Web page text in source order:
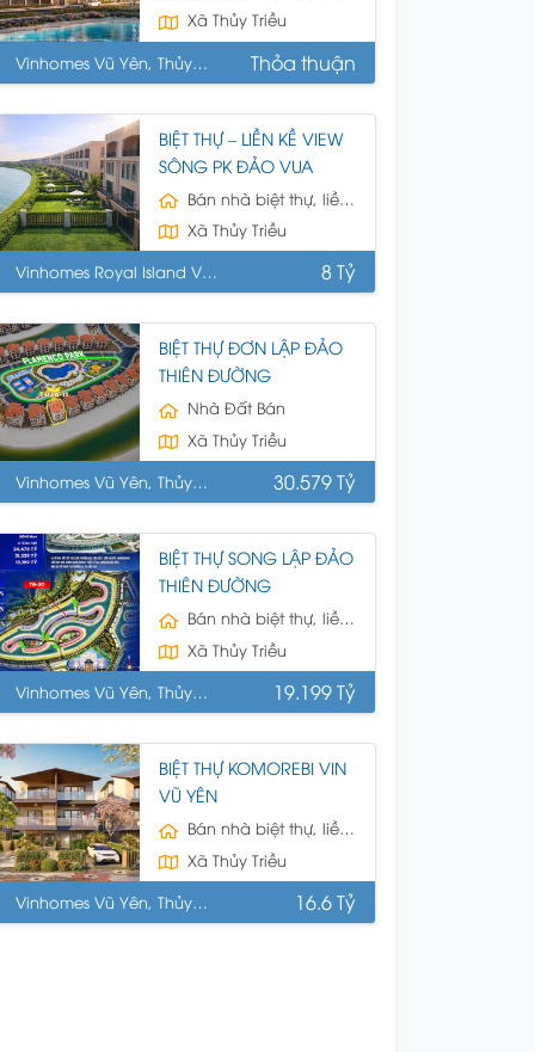
Xã Thủy Triều
Vinhomes Vũ Yên, Thủy
HP
Thỏa thuận
BIỆT THỰ – LIỀN KỀ VIEW
SÔNG PK ĐẢO VUA
Bán nhà biệt thự, liền kề
Xã Thủy Triều
Vinhomes Royal Island Vũ
Thủy Nguyên, HP
8 Tỷ
BIỆT THỰ ĐƠN LẬP ĐẢO
THIÊN ĐƯỜNG
Nhà Đất Bán
Xã Thủy Triều
Vinhomes Vũ Yên, Thủy
HP
30.579 Tỷ
BIỆT THỰ SONG LẬP ĐẢO
THIÊN ĐƯỜNG
Bán nhà biệt thự, liền kề
Xã Thủy Triều
Vinhomes Vũ Yên, Thủy
HP
19.199 Tỷ
BIỆT THỰ KOMOREBI VIN
VŨ YÊN
Bán nhà biệt thự, liền kề
Xã Thủy Triều
Vinhomes Vũ Yên, Thủy
HP
16.6 Tỷ